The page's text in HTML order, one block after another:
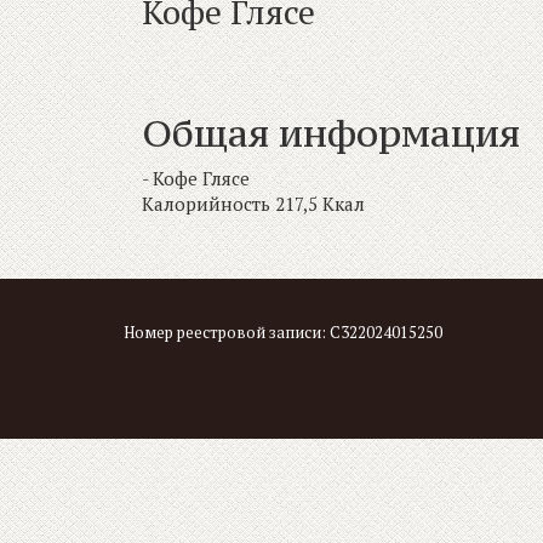
Номера
Кафе
О кафе
Меню
Корпоративным клиентам
Фотогалерея
Новости
Сертификаты и карты
Вакансии
Контакты
Кофе Глясе
Кофе Глясе
Общая информация
- Кофе Глясе
Калорийность 217,5 Ккал
Номер реестровой записи: С322024015250